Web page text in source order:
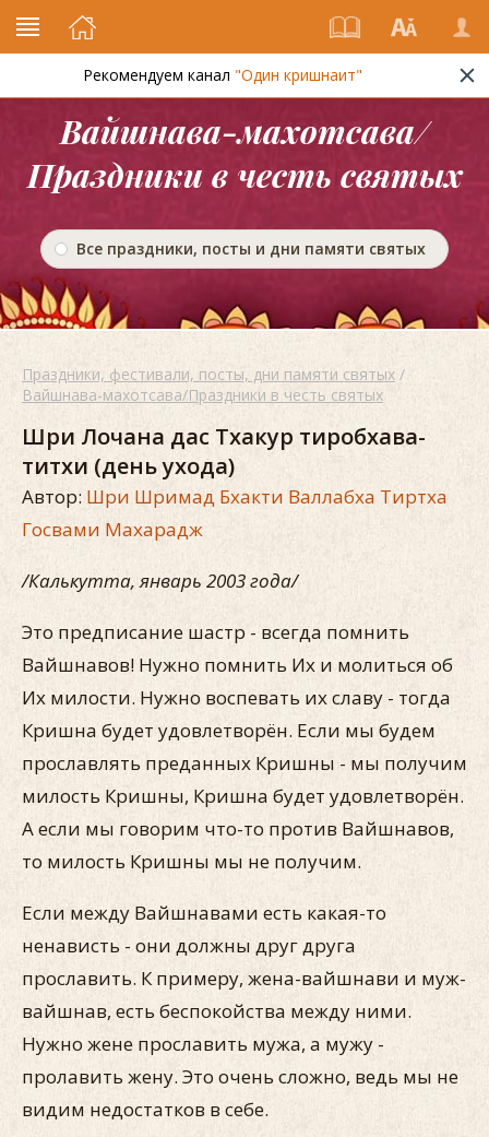
Рекомендуем канал "Один кришнаит"
Вайшнава-махотсава/
Праздники в честь святых
Все праздники, посты и дни памяти святых
Праздники, фестивали, посты, дни памяти святых /
Вайшнава-махотсава/Праздники в честь святых
Шри Лочана дас Тхакур тиробхава-
титхи (день ухода)
Автор: Шри Шримад Бхакти Валлабха Тиртха
Госвами Махарадж
/Калькутта, январь 2003 года/
Это предписание шастр - всегда помнить
Вайшнавов! Нужно помнить Их и молиться об
Их милости. Нужно воспевать их славу - тогда
Кришна будет удовлетворён. Если мы будем
прославлять преданных Кришны - мы получим
милость Кришны, Кришна будет удовлетворён.
А если мы говорим что-то против Вайшнавов,
то милость Кришны мы не получим.
Если между Вайшнавами есть какая-то
ненависть - они должны друг друга
прославить. К примеру, жена-вайшнави и муж-
вайшнав, есть беспокойства между ними.
Нужно жене прославить мужа, а мужу -
пролавить жену. Это очень сложно, ведь мы не
видим недостатков в себе.